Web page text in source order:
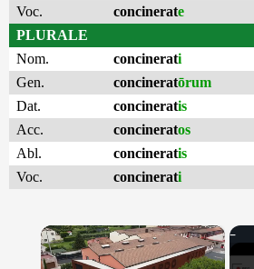
Voc.
concinerate
PLURALE
Nom.
concinerati
Gen.
concineratōrum
Dat.
concineratis
Acc.
concineratos
Abl.
concineratis
Voc.
concinerati
×